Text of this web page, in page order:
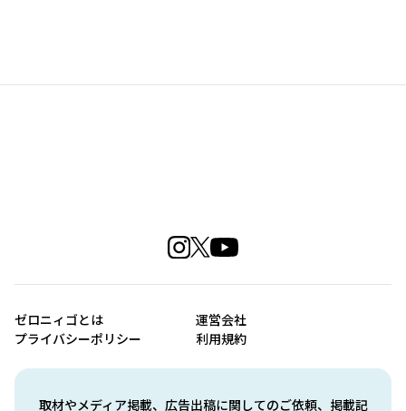
取材やメディア掲載、広告出稿に関してのご依頼、掲載記
ゼロニィゴとは
運営会社
プライバシーポリシー
利用規約